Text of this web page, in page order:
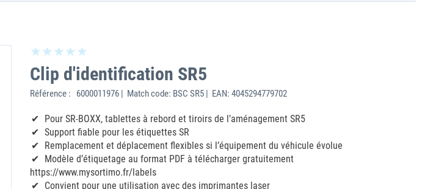
Clip d'identification SR5
Référence : 6000011976 | Match code: BSC SR5 | EAN: 4045294779702
Pour SR-BOXX, tablettes à rebord et tiroirs de l’aménagement SR5
Support fiable pour les étiquettes SR
Remplacement et déplacement flexibles si l’équipement du véhicule évolue
Modèle d’étiquetage au format PDF à télécharger gratuitement
https://www.mysortimo.fr/labels
Convient pour une utilisation avec des imprimantes laser